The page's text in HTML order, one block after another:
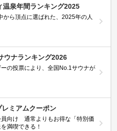
温泉年間ランキング2025
から頂点に選ばれた、2025年の人
ウナランキング2026
の投票により、全国No.1サウナが
ミアムクーポン
員向け 通常よりもお得な「特別価
満喫できる！